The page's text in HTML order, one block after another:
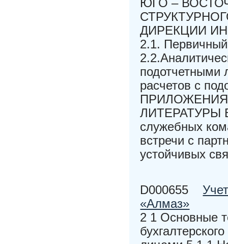
ЮГО –
ДИРЕКЦИИ
2.1.
подотчетными
расчетов с
ЛИТЕРАТУРЫ
служебных
встречи с
устойчивых
D000655
«Алмаз»
2 1 Основные